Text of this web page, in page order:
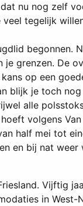
nu nog zelf
tegelijk
begonnen.
je grenzen. De
op een
blijk je toch
alle
volgens
half mei tot
en bij nat
Vijftig
in West-